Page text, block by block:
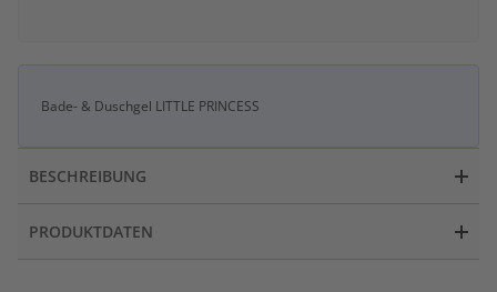
Bade- & Duschgel LITTLE PRINCESS
BESCHREIBUNG
PRODUKTDATEN